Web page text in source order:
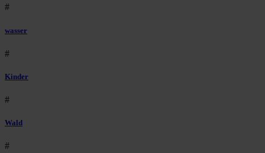
#
wasser
#
Kinder
#
Wald
#